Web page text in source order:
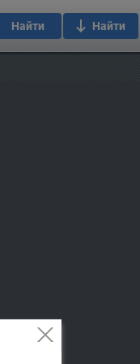
Найти Найти